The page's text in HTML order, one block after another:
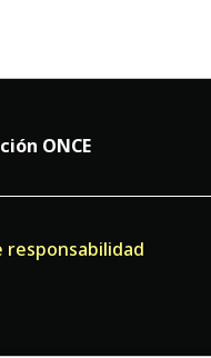
ONCE
responsabilidad